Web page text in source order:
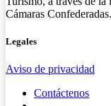
Cámaras Confederadas.
Legales
Aviso de privacidad
Contáctenos